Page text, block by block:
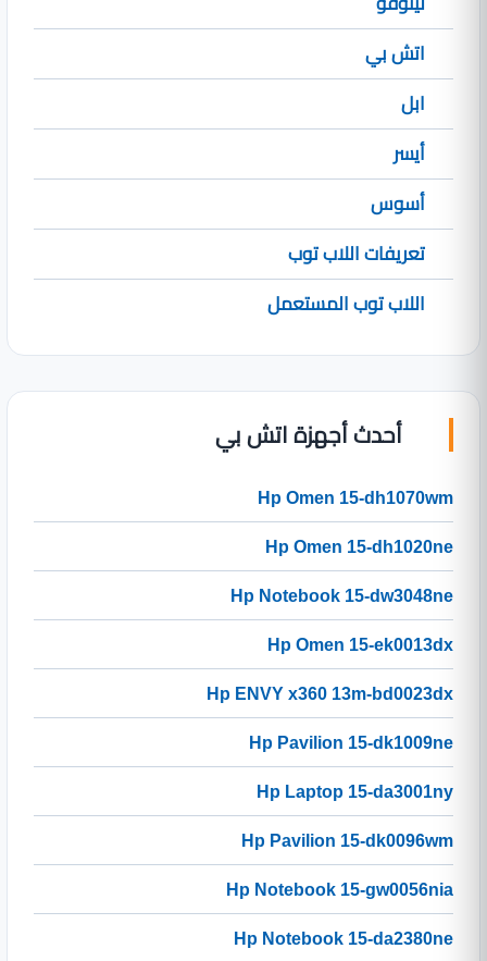
اتش بي
ابل
أيسر
أسوس
تعريفات اللاب توب
اللاب توب المستعمل
أحدث أجهزة اتش بي
Hp Omen 15-dh1070wm
Hp Omen 15-dh1020ne
Hp Notebook 15-dw3048ne
Hp Omen 15-ek0013dx
Hp ENVY x360 13m-bd0023dx
Hp Pavilion 15-dk1009ne
Hp Laptop 15-da3001ny
Hp Pavilion 15-dk0096wm
Hp Notebook 15-gw0056nia
Hp Notebook 15-da2380ne